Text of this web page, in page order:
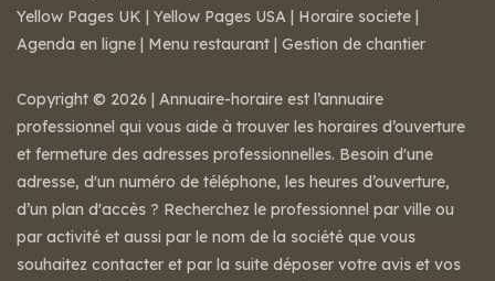
Yellow Pages UK | Yellow Pages USA | Horaire societe |
Agenda en ligne | Menu restaurant | Gestion de chantier
Copyright © 2026 | Annuaire-horaire est l’annuaire
professionnel qui vous aide à trouver les horaires d’ouverture
et fermeture des adresses professionnelles. Besoin d'une
adresse, d'un numéro de téléphone, les heures d’ouverture,
d’un plan d'accès ? Recherchez le professionnel par ville ou
par activité et aussi par le nom de la société que vous
souhaitez contacter et par la suite déposer votre avis et vos